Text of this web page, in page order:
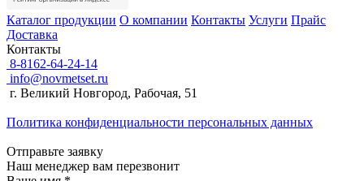
Каталог продукции О компании Контакты Услуги Прайс
Доставка
Контакты
8-8162-64-24-14
info@novmetset.ru
г. Великий Новгород, Рабочая, 51
Политика конфиденциальности персональных данных
Отправьте заявку
Наш менеджер вам перезвонит